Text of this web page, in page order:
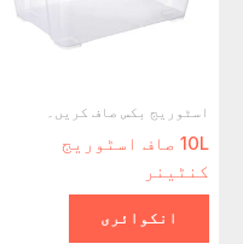
اسٹوریج بکس صاف کریں۔
10L صاف اسٹوریج
کنٹینر
انکوائری